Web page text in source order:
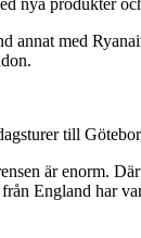
med
till
är enorm.
England har